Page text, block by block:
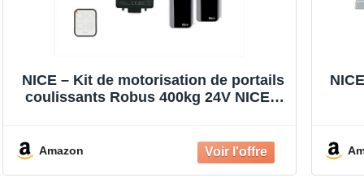
NICE – Kit de motorisation de portails
coulissants Robus 400kg 24V NICE –
Amazon